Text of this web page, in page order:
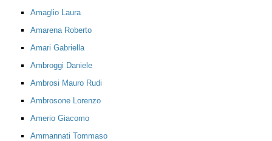
Amaglio Laura
Amarena Roberto
Amari Gabriella
Ambroggi Daniele
Ambrosi Mauro Rudi
Ambrosone Lorenzo
Amerio Giacomo
Ammannati Tommaso